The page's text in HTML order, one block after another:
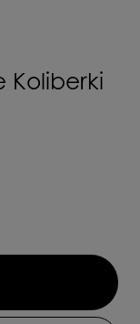
Koliberki